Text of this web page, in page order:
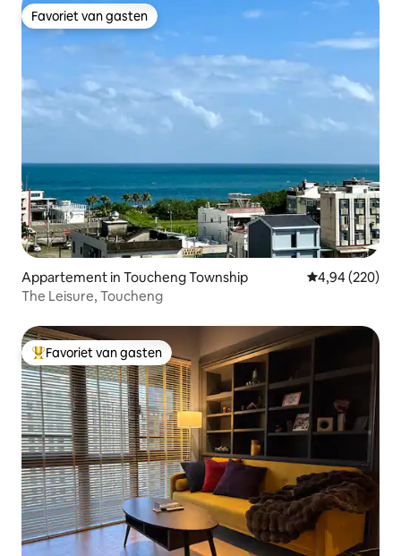
Favoriet van gasten
Favoriet van gasten
Appartement in Toucheng Township Gemiddelde
4,94 (220)
The Leisure, Toucheng
Topfavoriet van gasten
Favoriet van gasten